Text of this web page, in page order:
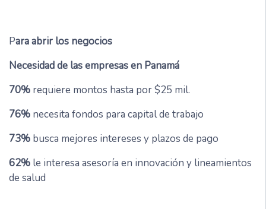
Para abrir los negocios
Necesidad de las empresas en Panamá
70% requiere montos hasta por $25 mil.
76% necesita fondos para capital de trabajo
73% busca mejores intereses y plazos de pago
62% le interesa asesoría en innovación y lineamientos
de salud